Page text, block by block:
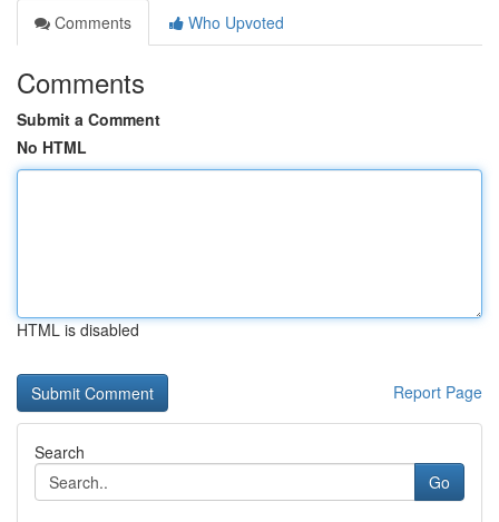
Comments
Who Upvoted
Comments
Submit a Comment
No HTML
HTML is disabled
Report Page
Search
Go